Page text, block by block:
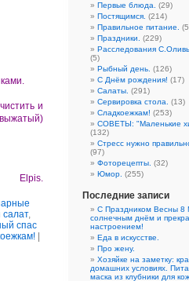
и
Elpis.
,
спас
|
Первые блюда.
(29)
Постящимся. (214)
Правильное питание.
Праздники.
(229)
Расследования
(5)
Рыбный день. (126)
С Днём рождения! (17)
Салаты. (291)
Сервировка стола.
(13)
Сладкоежкам! (253)
СОВЕТЫ: "Маленькие
(132)
Стресс нужно
(97)
Фоторецепты. (32)
Юмор. (255)
Последние записи
С Праздником Весны 8
солнечным днём и
настроением!
Еда в искусстве.
Про жену.
Хозяйке на заметку:
домашних условиях.
маска из клубники для